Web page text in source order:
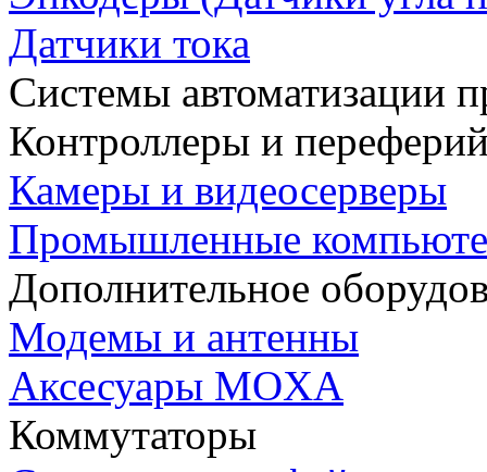
Датчики тока
Системы автоматизации
Контроллеры и
Камеры и видеосерверы
Промышленные
Дополнительное
Модемы и антенны
Аксесуары MOXA
Коммутаторы